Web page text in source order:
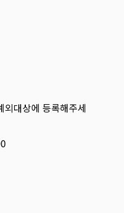
외대상에 등록해주세